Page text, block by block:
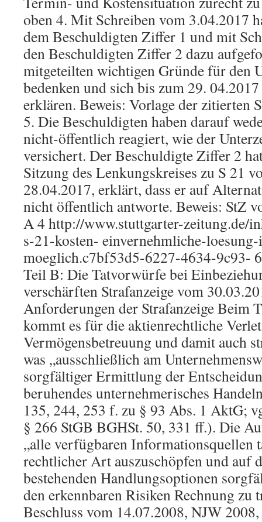
oben 4. Mit Schreiben vom 3.04.2017
dem Beschuldigten Ziffer 1 und mit
den Beschuldigten Ziffer 2 dazu
mitgeteilten wichtigen Gründe für den
bedenken und sich bis zum 29.
erklären. Beweis: Vorlage der zitierten
5. Die Beschuldigten haben darauf
nicht-öffentlich reagiert, wie der
versichert. Der Beschuldigte Ziffer 2
Sitzung des Lenkungskreises zu S 21
28.04.2017, erklärt, dass er auf
nicht öffentlich antworte. Beweis: StZ
A 4 http://www.stuttgarter-zeitung.de/
s-21-kosten- einvernehmliche-
moeglich.c7bf53d5-6227-4634-9c93-
Teil B: Die Tatvorwürfe bei
verschärften Strafanzeige vom
Anforderungen der Strafanzeige Beim
kommt es für die aktienrechtliche
Vermögensbetreuung und damit auch
was „ausschließlich am
sorgfältiger Ermittlung der
beruhendes unternehmerisches
135, 244, 253 f. zu § 93 Abs. 1 AktG;
§ 266 StGB BGHSt. 50, 331 ff.). Die
„alle verfügbaren Informationsquellen
rechtlicher Art auszuschöpfen und auf
bestehenden Handlungsoptionen
den erkennbaren Risiken Rechnung zu
Beschluss vom 14.07.2008, NJW